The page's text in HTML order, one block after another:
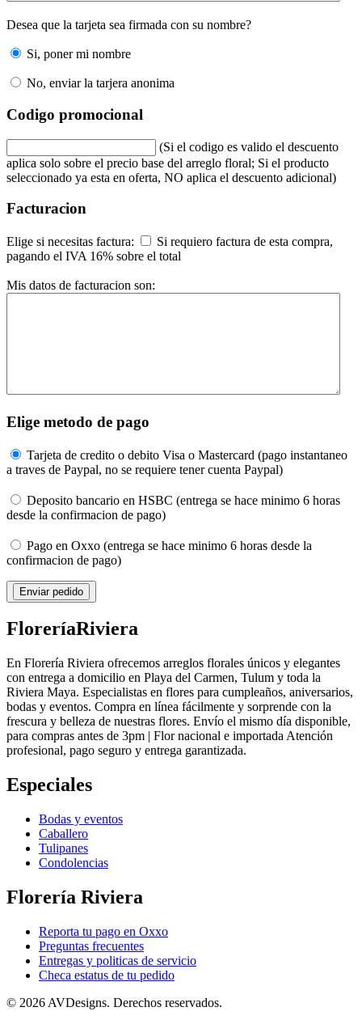
Desea que la tarjeta sea firmada con su nombre?
Si, poner mi nombre
No, enviar la tarjera anonima
Codigo promocional
(Si el codigo es valido el descuento
aplica solo sobre el precio base del arreglo floral; Si el producto
seleccionado ya esta en oferta, NO aplica el descuento adicional)
Facturacion
Elige si necesitas factura:
Si requiero factura de esta compra,
pagando el IVA 16% sobre el total
Mis datos de facturacion son:
Elige metodo de pago
Tarjeta de credito o debito Visa o Mastercard (pago instantaneo
a traves de Paypal, no se requiere tener cuenta Paypal)
Deposito bancario en HSBC (entrega se hace minimo 6 horas
desde la confirmacion de pago)
Pago en Oxxo (entrega se hace minimo 6 horas desde la
confirmacion de pago)
FloreríaRiviera
En Florería Riviera ofrecemos arreglos florales únicos y elegantes
con entrega a domicilio en Playa del Carmen, Tulum y toda la
Riviera Maya. Especialistas en flores para cumpleaños, aniversarios,
bodas y eventos. Compra en línea fácilmente y sorprende con la
frescura y belleza de nuestras flores. Envío el mismo día disponible,
para compras antes de 3pm | Flor nacional e importada Atención
profesional, pago seguro y entrega garantizada.
Especiales
Bodas y eventos
Caballero
Tulipanes
Condolencias
Florería Riviera
Reporta tu pago en Oxxo
Preguntas frecuentes
Entregas y politicas de servicio
Checa estatus de tu pedido
© 2026 AVDesigns. Derechos reservados.